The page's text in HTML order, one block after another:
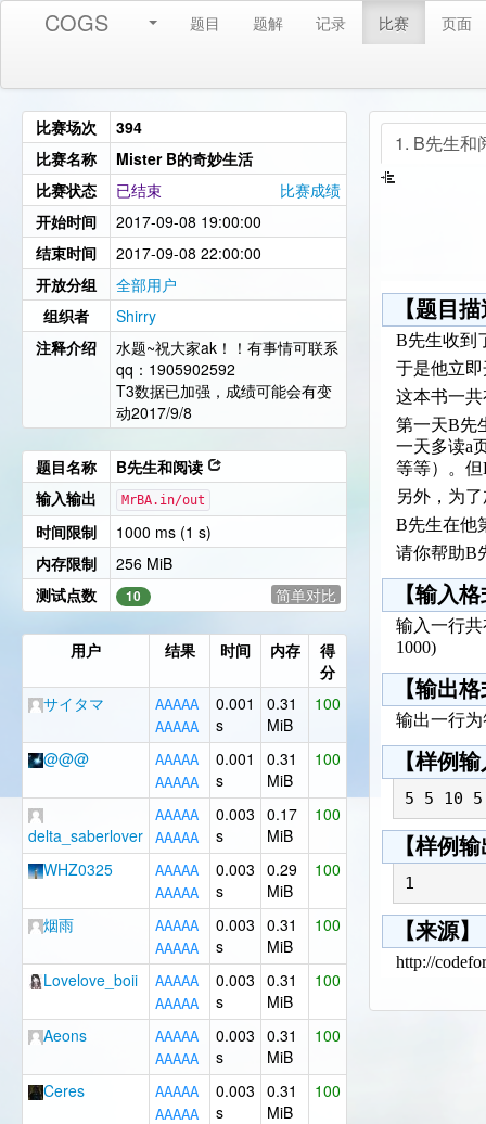
COGS 题目 题解 记录 比赛 页面
比赛场次
394
比赛名称
Mister B的奇妙生活
比赛状态
已结束
比赛成绩
开始时间
2017-09-08 19:00:00
结束时间
2017-09-08 22:00:00
开放分组
全部用户
组织者
Shirry
注释介绍
水题~祝大家ak！！有事情可联系
qq：1905902592
T3数据已加强，成绩可能会有变
动2017/9/8
题目名称
B先生和阅读
输入输出
MrBA.in/out
时间限制
1000 ms (1 s)
内存限制
256 MiB
测试点数
10 简单对比
用户 结果 时间 内存
得
分
サイタマ
AAAAA
AAAAA
0.001
s
0.31
MiB
100
@@@ AAAAA
AAAAA
0.001
s
0.31
MiB
100
delta_saberlover
AAAAA
AAAAA
0.003
s
0.17
MiB
100
WHZ0325 AAAAA
AAAAA
0.003
s
0.29
MiB
100
烟雨 AAAAA
AAAAA
0.003
s
0.31
MiB
100
Lovelove_boii AAAAA
AAAAA
0.003
s
0.31
MiB
100
Aeons AAAAA
AAAAA
0.003
s
0.31
MiB
100
Ceres AAAAA
AAAAA
0.003
s
0.31
MiB
100
1. B先生和
【题目
B先生收到
于是他立
这本书一
第一天B先
一天多读a
等等）。
另外，为
B先生在他
请你帮助B
【输入
输入一行共
1000)
【输出
输出一行
【样例
5 5 10
【样例
1
【来源】
http://